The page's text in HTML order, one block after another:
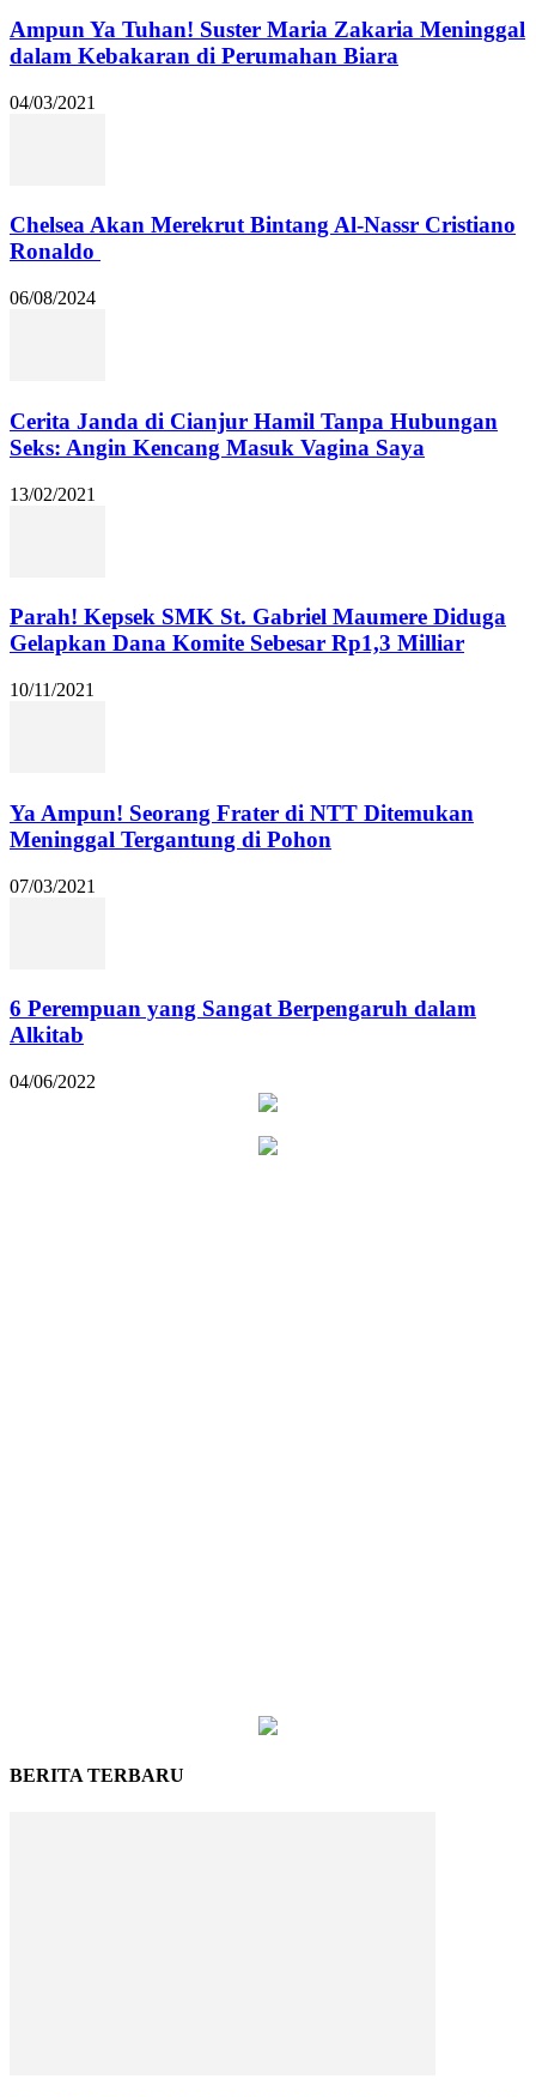
Ampun Ya Tuhan! Suster Maria Zakaria Meninggal
dalam Kebakaran di Perumahan Biara
04/03/2021
Chelsea Akan Merekrut Bintang Al-Nassr Cristiano
Ronaldo
06/08/2024
Cerita Janda di Cianjur Hamil Tanpa Hubungan
Seks: Angin Kencang Masuk Vagina Saya
13/02/2021
Parah! Kepsek SMK St. Gabriel Maumere Diduga
Gelapkan Dana Komite Sebesar Rp1,3 Milliar
10/11/2021
Ya Ampun! Seorang Frater di NTT Ditemukan
Meninggal Tergantung di Pohon
07/03/2021
6 Perempuan yang Sangat Berpengaruh dalam
Alkitab
04/06/2022
BERITA TERBARU